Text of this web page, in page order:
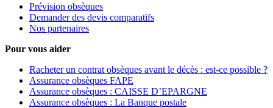
Prévision obsèques
Demander des devis comparatifs
Nos partenaires
Pour vous aider
Racheter un contrat obsèques avant le décès : est-ce possible ?
Assurance obsèques FAPE
Assurance obsèques : CAISSE D’EPARGNE
Assurance obsèques : La Banque postale